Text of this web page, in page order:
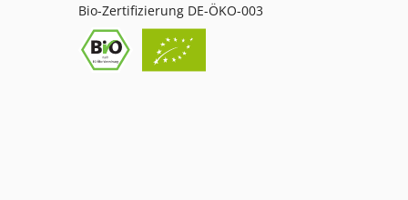
Bio-Zertifizierung DE-ÖKO-003